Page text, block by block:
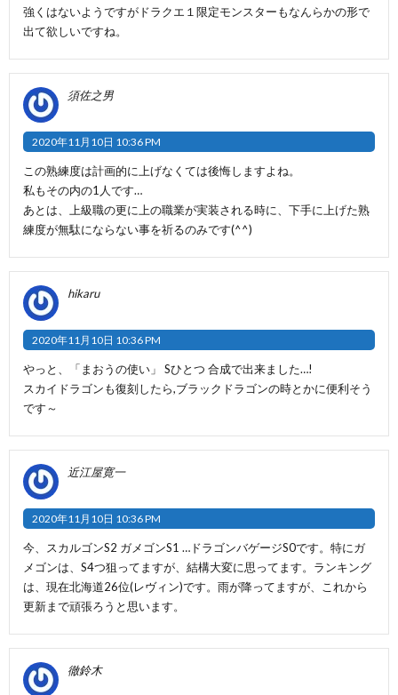
強くはないようですがドラクエ１限定モンスターもなんらかの形で
出て欲しいですね。
須佐之男
2020年11月10日 10:36 PM
この熟練度は計画的に上げなくては後悔しますよね。
私もその内の1人です…
あとは、上級職の更に上の職業が実装される時に、下手に上げた熟
練度が無駄にならない事を祈るのみです(^^)
hikaru
2020年11月10日 10:36 PM
やっと、「まおうの使い」 Sひとつ 合成で出来ました…!
スカイドラゴンも復刻したら,ブラックドラゴンの時とかに便利そう
です～
近江屋寛一
2020年11月10日 10:36 PM
今、スカルゴンS2 ガメゴンS1 …ドラゴンバゲージS0です。特にガ
メゴンは、S4つ狙ってますが、結構大変に思ってます。ランキング
は、現在北海道26位(レヴィン)です。雨が降ってますが、これから
更新まで頑張ろうと思います。
徹鈴木